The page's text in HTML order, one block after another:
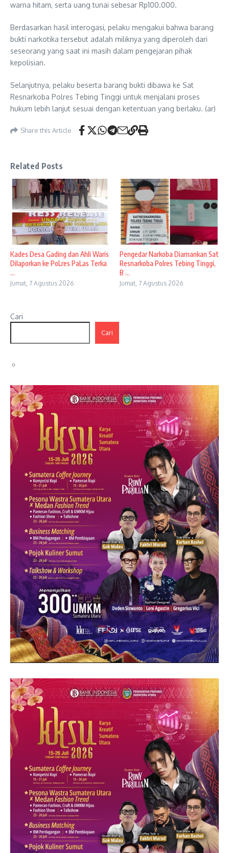
warna hitam, serta uang tunai sebesar Rp100.000.
Berdasarkan hasil interogasi, pelaku mengakui bahwa barang
bukti narkotika tersebut adalah miliknya yang diperoleh dari
seseorang yang saat ini masih dalam pengejaran pihak
kepolisian.
Selanjutnya, pelaku beserta barang bukti dibawa ke Sat
Resnarkoba Polres Tebing Tinggi untuk menjalani proses
hukum lebih lanjut sesuai dengan ketentuan yang berlaku. (ar)
Share this Article
Related Posts
Kades Desa Gading dan Ahli Waris
Dilaporkan ke PoLres PaLas Terka
...
Jumat, 7 Agustus 2026
Pengedar Narkoba Diamankan Sat
Resnarkoba Polres Tebing Tinggi,
B ...
Jumat, 7 Agustus 2026
Cari
Cari